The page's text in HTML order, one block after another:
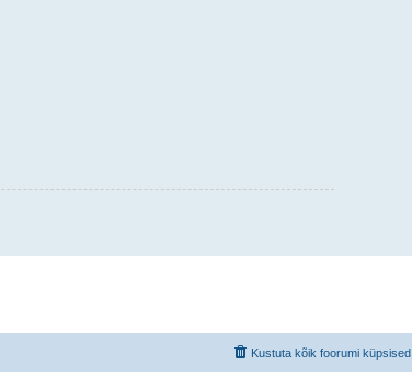
Kustuta kõik foorumi küpsised